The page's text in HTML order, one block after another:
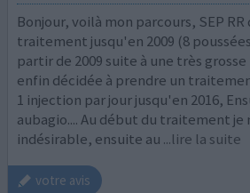
Bonjour, voilà mon parcours, SEP RR
traitement jusqu'en 2009 (8 poussées
partir de 2009 suite à une très
enfin décidée à prendre un
1 injection par jour jusqu'en 2016,
aubagio.... Au début du traitement je
indésirable, ensuite au ...lire la suite
votre avis